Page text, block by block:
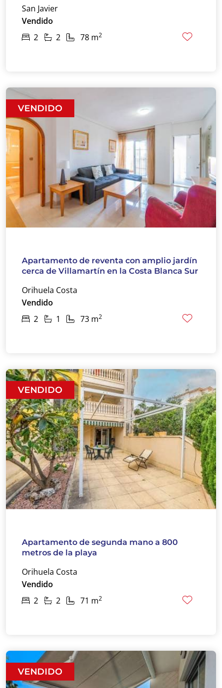
San Javier
Vendido
2
2 78 m2
VENDIDO
Apartamento de reventa con amplio jardín
cerca de Villamartín en la Costa Blanca Sur
Orihuela Costa
Vendido
2
1 73 m2
VENDIDO
Apartamento de segunda mano a 800
metros de la playa
Orihuela Costa
Vendido
2
2 71 m2
VENDIDO